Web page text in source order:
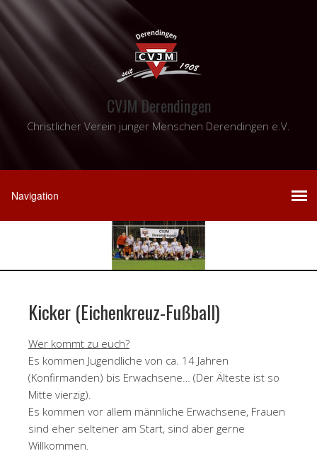
CVJM Derendingen
Christlicher Verein junger Menschen Derendingen e.V.
Kicker (Eichenkreuz-Fußball)
Wer kommt zu euch?
Es kommen Jugendliche von ca. 14 Jahren
(Konfirmanden) bis Erwachsene… (Der Älteste ist so
Mitte vierzig).
Es kommen vor allem männliche Erwachsene, Frauen
sind eher seltener am Start, sind aber gerne
Willkommen.